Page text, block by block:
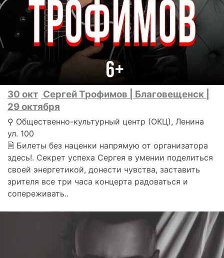
30 окт Сергей Трофимов | Благовещенск |
29 октября
⚲ Общественно-культурный центр (ОКЦ), Ленина
ул. 100
🗎 Билеты без наценки напрямую от организатора
здесь!. Секрет успеха Сергея в умении поделиться
своей энергетикой, донести чувства, заставить
зрителя все три часа концерта радоваться и
сопереживать..